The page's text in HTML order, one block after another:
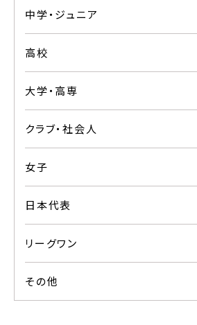
中学・ジュニア
高校
大学・高専
クラブ・社会人
女子
日本代表
リーグワン
その他